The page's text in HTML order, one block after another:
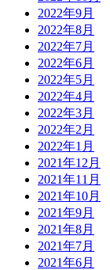
2022年9月
2022年8月
2022年7月
2022年6月
2022年5月
2022年4月
2022年3月
2022年2月
2022年1月
2021年12月
2021年11月
2021年10月
2021年9月
2021年8月
2021年7月
2021年6月